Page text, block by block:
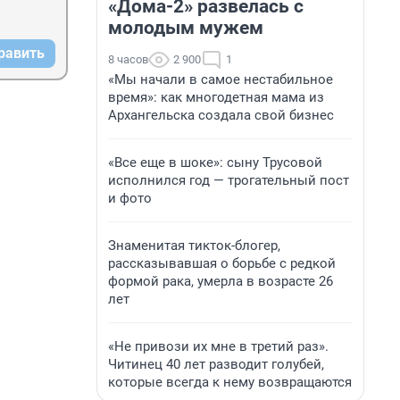
«Дома-2» развелась с
молодым мужем
8 часов 2 900 1
«Мы начали в самое нестабильное
время»: как многодетная мама из
Архангельска создала свой бизнес
«Все еще в шоке»: сыну Трусовой
исполнился год — трогательный пост
и фото
Знаменитая тикток-блогер,
рассказывавшая о борьбе с редкой
формой рака, умерла в возрасте 26
лет
«Не привози их мне в третий раз».
Читинец 40 лет разводит голубей,
которые всегда к нему возвращаются